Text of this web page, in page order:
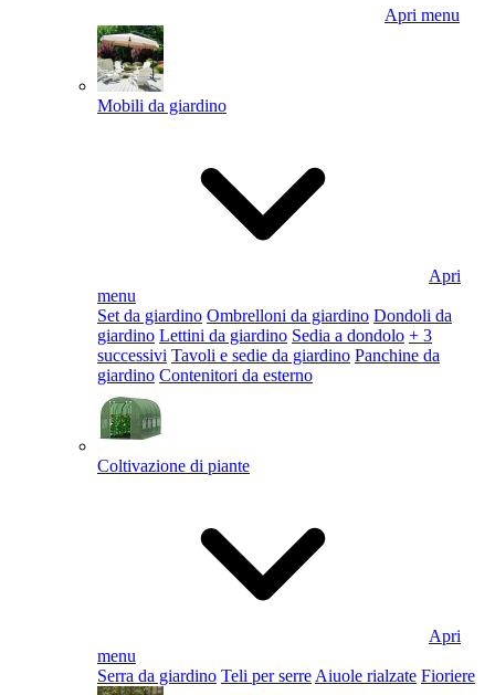
Apri menu
Mobili da giardino
Apri
menu
Set da giardino Ombrelloni da giardino Dondoli da
giardino Lettini da giardino Sedia a dondolo + 3
successivi Tavoli e sedie da giardino Panchine da
giardino Contenitori da esterno
Coltivazione di piante
Apri
menu
Serra da giardino Teli per serre Aiuole rialzate Fioriere